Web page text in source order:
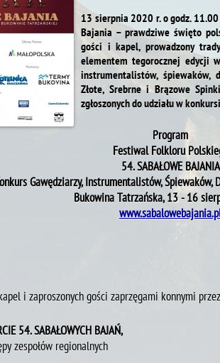
13 sierpnia 2020 r. o godz.
Bajania – prawdziwe święto
gości i kapel, prowadzony
elementem tegorocznej edycji
instrumentalistów, śpiewaków,
Złote, Srebrne i Brązowe
zgłoszonych do udziału w
Program
Festiwal Folkloru
54. SABAŁOWE BAJANIA
Gawędziarzy, Instrumentalistów, Śpiewaków,
Bukowina Tatrzańska, 13 - 16
i zaproszonych gości zaprzęgami konnymi
54. SABAŁOWYCH BAJAŃ,
zespołów regionalnych